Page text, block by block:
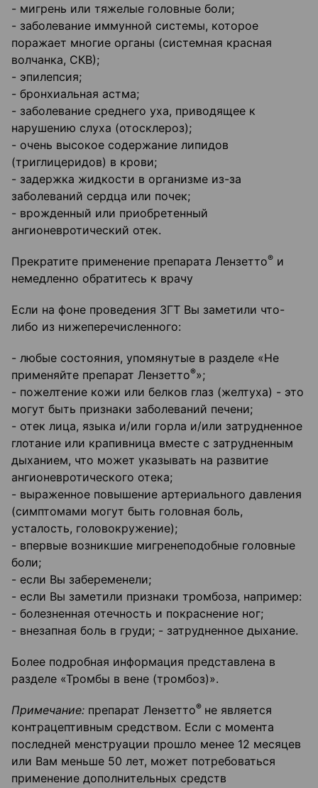
- мигрень или тяжелые головные боли;
- заболевание иммунной системы, которое
поражает многие органы (системная красная
волчанка, СКВ);
- эпилепсия;
- бронхиальная астма;
- заболевание среднего уха, приводящее к
нарушению слуха (отосклероз);
- очень высокое содержание липидов
(триглицеридов) в крови;
- задержка жидкости в организме из-за
заболеваний сердца или почек;
- врожденный или приобретенный
ангионевротический отек.
Прекратите применение препарата Лензетто® и
немедленно обратитесь к врачу
Если на фоне проведения ЗГТ Вы заметили что-
либо из нижеперечисленного:
- любые состояния, упомянутые в разделе «Не
применяйте препарат Лензетто®»;
- пожелтение кожи или белков глаз (желтуха) - это
могут быть признаки заболеваний печени;
- отек лица, языка и/или горла и/или затрудненное
глотание или крапивница вместе с затрудненным
дыханием, что может указывать на развитие
ангионевротического отека;
- выраженное повышение артериального давления
(симптомами могут быть головная боль,
усталость, головокружение);
- впервые возникшие мигренеподобные головные
боли;
- если Вы забеременели;
- если Вы заметили признаки тромбоза, например:
- болезненная отечность и покраснение ног;
- внезапная боль в груди; - затрудненное дыхание.
Более подробная информация представлена в
разделе «Тромбы в вене (тромбоз)».
Примечание: препарат Лензетто® не является
контрацептивным средством. Если с момента
последней менструации прошло менее 12 месяцев
или Вам меньше 50 лет, может потребоваться
применение дополнительных средств